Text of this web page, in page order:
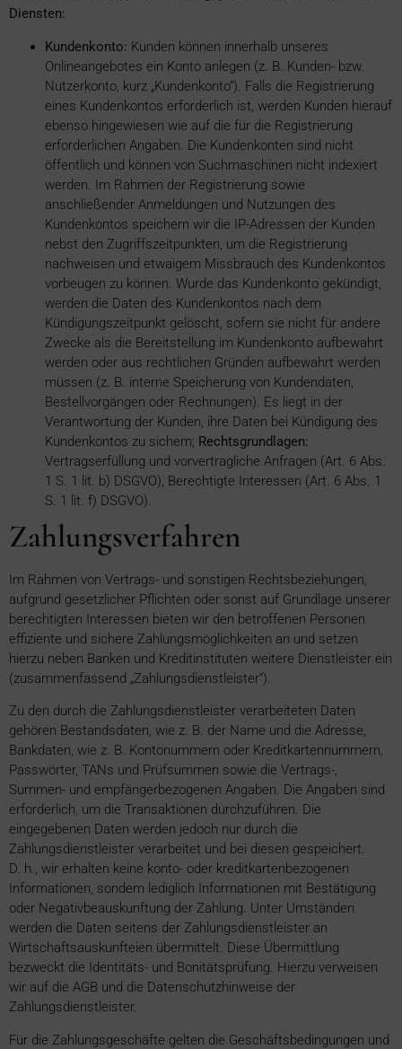
Diensten:
Kundenkonto: Kunden können innerhalb unseres
Onlineangebotes ein Konto anlegen (z. B. Kunden- bzw.
Nutzerkonto, kurz „Kundenkonto“). Falls die Registrierung
eines Kundenkontos erforderlich ist, werden Kunden hierauf
ebenso hingewiesen wie auf die für die Registrierung
erforderlichen Angaben. Die Kundenkonten sind nicht
öffentlich und können von Suchmaschinen nicht indexiert
werden. Im Rahmen der Registrierung sowie
anschließender Anmeldungen und Nutzungen des
Kundenkontos speichern wir die IP-Adressen der Kunden
nebst den Zugriffszeitpunkten, um die Registrierung
nachweisen und etwaigem Missbrauch des Kundenkontos
vorbeugen zu können. Wurde das Kundenkonto gekündigt,
werden die Daten des Kundenkontos nach dem
Kündigungszeitpunkt gelöscht, sofern sie nicht für andere
Zwecke als die Bereitstellung im Kundenkonto aufbewahrt
werden oder aus rechtlichen Gründen aufbewahrt werden
müssen (z. B. interne Speicherung von Kundendaten,
Bestellvorgängen oder Rechnungen). Es liegt in der
Verantwortung der Kunden, ihre Daten bei Kündigung des
Kundenkontos zu sichern; Rechtsgrundlagen:
Vertragserfüllung und vorvertragliche Anfragen (Art. 6 Abs.
1 S. 1 lit. b) DSGVO), Berechtigte Interessen (Art. 6 Abs. 1
S. 1 lit. f) DSGVO).
Zahlungsverfahren
Im Rahmen von Vertrags- und sonstigen Rechtsbeziehungen,
aufgrund gesetzlicher Pflichten oder sonst auf Grundlage unserer
berechtigten Interessen bieten wir den betroffenen Personen
effiziente und sichere Zahlungsmöglichkeiten an und setzen
hierzu neben Banken und Kreditinstituten weitere Dienstleister ein
(zusammenfassend „Zahlungsdienstleister“).
Zu den durch die Zahlungsdienstleister verarbeiteten Daten
gehören Bestandsdaten, wie z. B. der Name und die Adresse,
Bankdaten, wie z. B. Kontonummern oder Kreditkartennummern,
Passwörter, TANs und Prüfsummen sowie die Vertrags-,
Summen- und empfängerbezogenen Angaben. Die Angaben sind
erforderlich, um die Transaktionen durchzuführen. Die
eingegebenen Daten werden jedoch nur durch die
Zahlungsdienstleister verarbeitet und bei diesen gespeichert.
D. h., wir erhalten keine konto- oder kreditkartenbezogenen
Informationen, sondern lediglich Informationen mit Bestätigung
oder Negativbeauskunftung der Zahlung. Unter Umständen
werden die Daten seitens der Zahlungsdienstleister an
Wirtschaftsauskunfteien übermittelt. Diese Übermittlung
bezweckt die Identitäts- und Bonitätsprüfung. Hierzu verweisen
wir auf die AGB und die Datenschutzhinweise der
Zahlungsdienstleister.
Für die Zahlungsgeschäfte gelten die Geschäftsbedingungen und